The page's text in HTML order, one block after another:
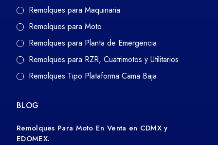
Remolques para Maquinaria
Remolques para Moto
Remolques para Planta de Emergencia
Remolques para RZR, Cuatrimotos y Utilitarios
Remolques Tipo Plataforma Cama Baja
BLOG
Remolques Para Moto En Venta en CDMX y
EDOMEX.